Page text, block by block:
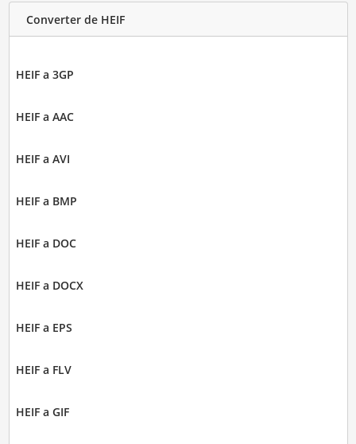
Converter de HEIF
HEIF a 3GP
HEIF a AAC
HEIF a AVI
HEIF a BMP
HEIF a DOC
HEIF a DOCX
HEIF a EPS
HEIF a FLV
HEIF a GIF